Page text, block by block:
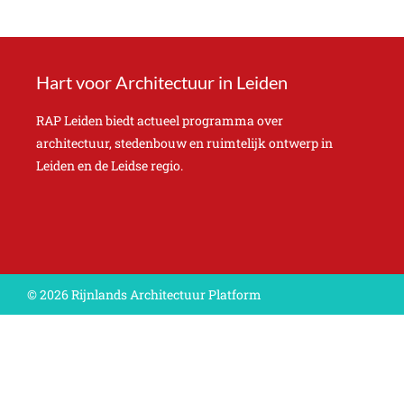
Hart voor Architectuur in Leiden
RAP Leiden biedt actueel programma over
architectuur, stedenbouw en ruimtelijk ontwerp in
Leiden en de Leidse regio.
© 2026 Rijnlands Architectuur Platform